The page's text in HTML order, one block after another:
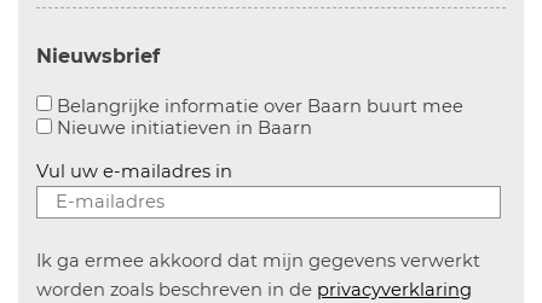
Nieuwsbrief
Belangrijke informatie over Baarn buurt mee
Nieuwe initiatieven in Baarn
Vul uw e-mailadres in
Ik ga ermee akkoord dat mijn gegevens verwerkt
worden zoals beschreven in de privacyverklaring